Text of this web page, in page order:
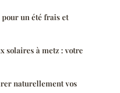
un été frais et
solaires à metz : votre
naturellement vos